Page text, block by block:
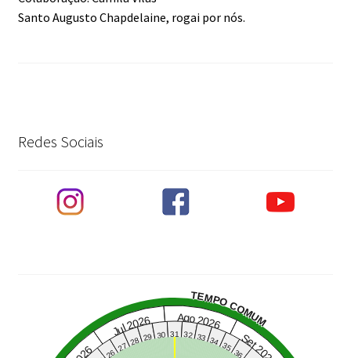
Santo Augusto Chapdelaine, rogai por nós.
Redes Sociais
TEMPO COMUM
Jul 2026 Ago 2026
Set 2026
26
272829 30 31 32 33 3435
36